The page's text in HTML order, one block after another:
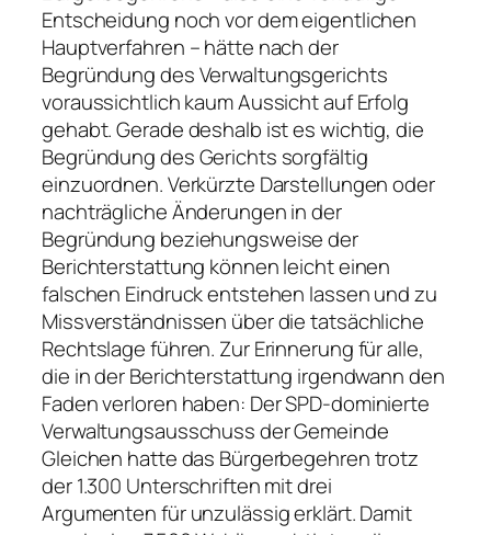
Entscheidung noch vor dem eigentlichen
Hauptverfahren – hätte nach der
Begründung des Verwaltungsgerichts
voraussichtlich kaum Aussicht auf Erfolg
gehabt. Gerade deshalb ist es wichtig, die
Begründung des Gerichts sorgfältig
einzuordnen. Verkürzte Darstellungen oder
nachträgliche Änderungen in der
Begründung beziehungsweise der
Berichterstattung können leicht einen
falschen Eindruck entstehen lassen und zu
Missverständnissen über die tatsächliche
Rechtslage führen. Zur Erinnerung für alle,
die in der Berichterstattung irgendwann den
Faden verloren haben: Der SPD-dominierte
Verwaltungsausschuss der Gemeinde
Gleichen hatte das Bürgerbegehren trotz
der 1.300 Unterschriften mit drei
Argumenten für unzulässig erklärt. Damit